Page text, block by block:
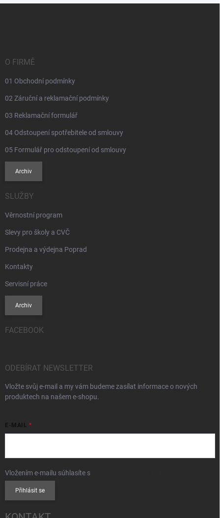
O FIRMĚ
01 Obchodní podmínky
02 Záruční a reklamační podmínky
03 Reklamační formulář
04 Odstoupení spotřebitele od smlouvy
05 Formulář pro odstoupení od smlouvy
Archiv
SLUŽBY
Věrnostní program
Slevy pro školy a CVČ
Prodejna a výdejna Poprad
Kontakty
Servisní práce
Archiv
FACEBOOK
ODEBÍRAT NEWSLETTER
Vložte svůj e-mail a my vám budeme zasílat informace o nových
produktech na našem e-shopu.
E-MAIL
Vložením e-mailu súhlasíte s
Přihlásit se